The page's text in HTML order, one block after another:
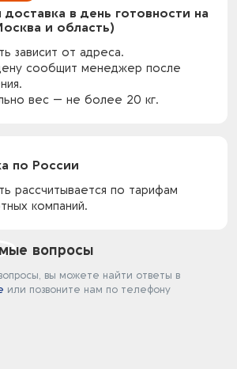
доставка в день готовности на
и область)
зависит от адреса.
сообщит менеджер после
вес — не более 20 кг.
по России
рассчитывается по тарифам
компаний.
вопросы
вы можете найти ответы в
или позвоните нам по телефону